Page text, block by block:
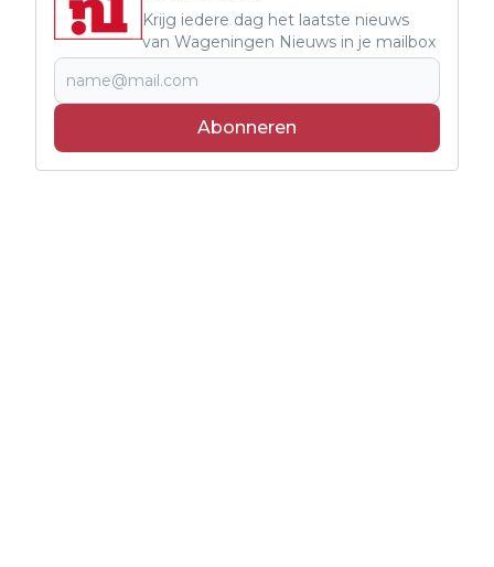
Krijg iedere dag het laatste nieuws
van Wageningen Nieuws in je mailbox
Abonneren